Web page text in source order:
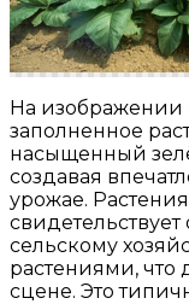
На
заполненное
насыщенный
создавая
урожае.
сельскому
растениями, что
сцене. Это